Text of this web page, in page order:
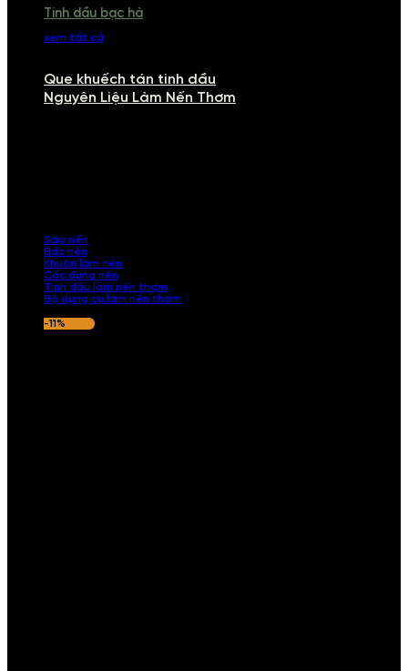
Tinh dầu bạc hà
xem tất cả
Que khuếch tán tinh dầu
Nguyên Liệu Làm Nến Thơm
Sáp nến
Bấc nến
Khuôn làm nến
Cốc đựng nến
Tinh dầu làm nến thơm
Bộ dụng cụ làm nến thơm
-11%